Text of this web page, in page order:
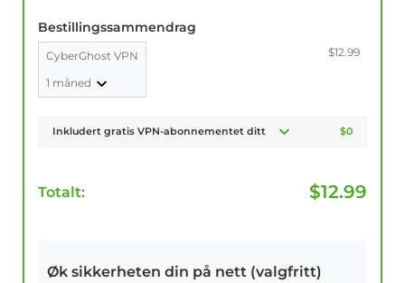
Bestillingssammendrag
CyberGhost VPN
1 måned
$12.99
Inkludert gratis VPN-abonnementet ditt $0
Totalt: $12.99
Øk sikkerheten din på nett (valgfritt)